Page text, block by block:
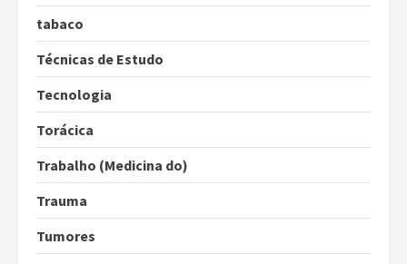
tabaco
Técnicas de Estudo
Tecnologia
Torácica
Trabalho (Medicina do)
Trauma
Tumores